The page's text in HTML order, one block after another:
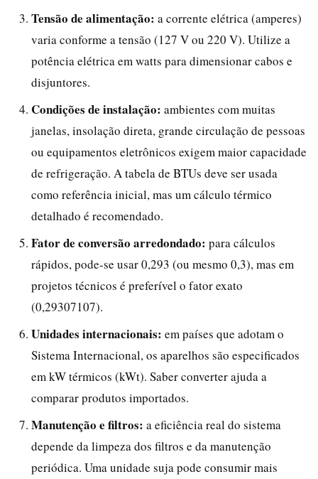
Tensão de alimentação: a corrente elétrica (amperes)
varia conforme a tensão (127 V ou 220 V). Utilize a
potência elétrica em watts para dimensionar cabos e
disjuntores.
Condições de instalação: ambientes com muitas
janelas, insolação direta, grande circulação de pessoas
ou equipamentos eletrônicos exigem maior capacidade
de refrigeração. A tabela de BTUs deve ser usada
como referência inicial, mas um cálculo térmico
detalhado é recomendado.
Fator de conversão arredondado: para cálculos
rápidos, pode-se usar 0,293 (ou mesmo 0,3), mas em
projetos técnicos é preferível o fator exato
(0,29307107).
Unidades internacionais: em países que adotam o
Sistema Internacional, os aparelhos são especificados
em kW térmicos (kWt). Saber converter ajuda a
comparar produtos importados.
Manutenção e filtros: a eficiência real do sistema
depende da limpeza dos filtros e da manutenção
periódica. Uma unidade suja pode consumir mais